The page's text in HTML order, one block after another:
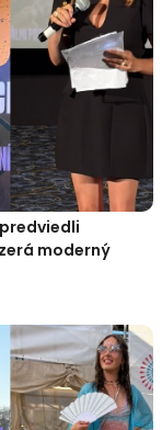
moderný